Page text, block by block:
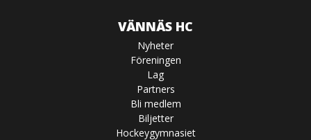
VÄNNÄS HC
Nyheter
Föreningen
Lag
Partners
Bli medlem
Biljetter
Hockeygymnasiet